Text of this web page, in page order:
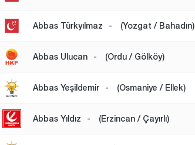
Abbas Türkyılmaz - (Yozgat / Bahadın)
Abbas Ulucan - (Ordu / Gölköy)
Abbas Yeşildemir - (Osmaniye / Ellek)
Abbas Yıldız - (Erzincan / Çayırlı)